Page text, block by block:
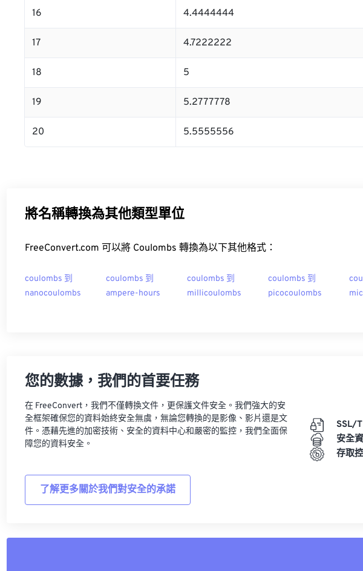
16 4.4444444
17 4.7222222
18 5
19 5.2777778
20 5.5555556
將名稱轉換為其他類型單位
FreeConvert.com 可以將 Coulombs 轉換為以下其他格式：
coulombs 到
nanocoulombs
coulombs 到
ampere-hours
coulombs 到
millicoulombs
coulombs 到
picocoulombs
您的數據，我們的首要任務
在 FreeConvert，我們不僅轉換文件，更保護文件安全。我們強大的安
全框架確保您的資料始終安全無虞，無論您轉換的是影像、影片還是文
件。憑藉先進的加密技術、安全的資料中心和嚴密的監控，我們全面保
障您的資料安全。
了解更多關於我們對安全的承諾
SSL/
安全
存取